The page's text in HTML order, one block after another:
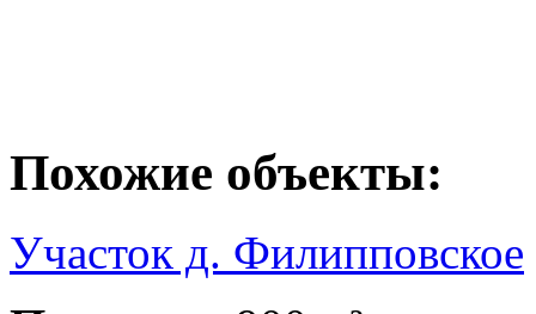
Похожие объекты:
Участок д. Филипповское